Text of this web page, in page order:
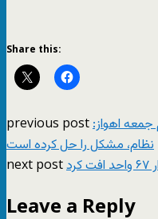
Share this:
previous postجمعه اهواز:
نظام، مشکل را حل کرده است
next post
Leave a Reply